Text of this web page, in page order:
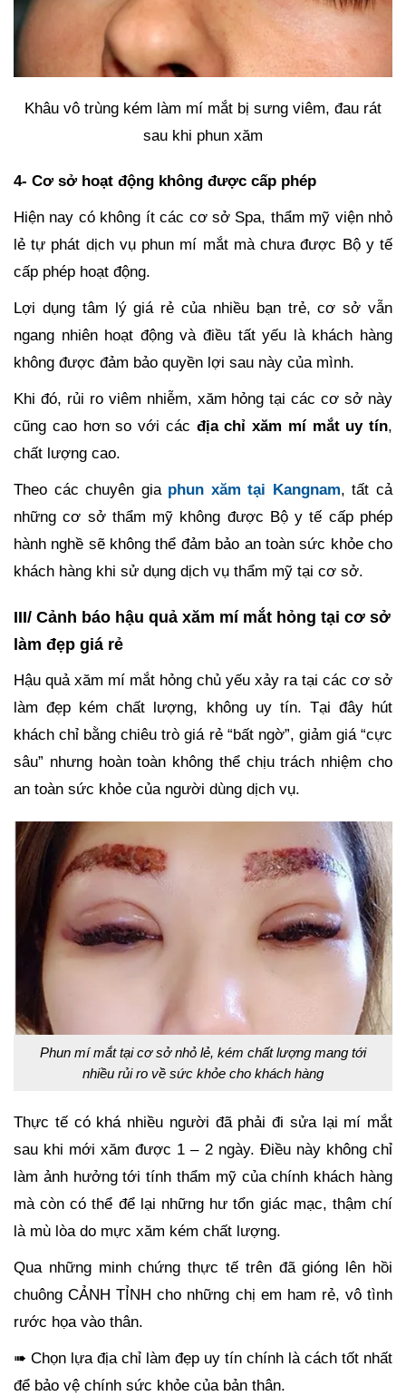
Khâu vô trùng kém làm mí mắt bị sưng viêm, đau rát
sau khi phun xăm
4- Cơ sở hoạt động không được cấp phép
Hiện nay có không ít các cơ sở Spa, thẩm mỹ viện nhỏ
lẻ tự phát dịch vụ phun mí mắt mà chưa được Bộ y tế
cấp phép hoạt động.
Lợi dụng tâm lý giá rẻ của nhiều bạn trẻ, cơ sở vẫn
ngang nhiên hoạt động và điều tất yếu là khách hàng
không được đảm bảo quyền lợi sau này của mình.
Khi đó, rủi ro viêm nhiễm, xăm hỏng tại các cơ sở này
cũng cao hơn so với các địa chỉ xăm mí mắt uy tín,
chất lượng cao.
Theo các chuyên gia phun xăm tại Kangnam, tất cả
những cơ sở thẩm mỹ không được Bộ y tế cấp phép
hành nghề sẽ không thể đảm bảo an toàn sức khỏe cho
khách hàng khi sử dụng dịch vụ thẩm mỹ tại cơ sở.
III/ Cảnh báo hậu quả xăm mí mắt hỏng tại cơ sở
làm đẹp giá rẻ
Hậu quả xăm mí mắt hỏng chủ yếu xảy ra tại các cơ sở
làm đẹp kém chất lượng, không uy tín. Tại đây hút
khách chỉ bằng chiêu trò giá rẻ “bất ngờ”, giảm giá “cực
sâu” nhưng hoàn toàn không thể chịu trách nhiệm cho
an toàn sức khỏe của người dùng dịch vụ.
Phun mí mắt tại cơ sở nhỏ lẻ, kém chất lượng mang tới
nhiều rủi ro về sức khỏe cho khách hàng
Thực tế có khá nhiều người đã phải đi sửa lại mí mắt
sau khi mới xăm được 1 – 2 ngày. Điều này không chỉ
làm ảnh hưởng tới tính thẩm mỹ của chính khách hàng
mà còn có thể để lại những hư tổn giác mạc, thậm chí
là mù lòa do mực xăm kém chất lượng.
Qua những minh chứng thực tế trên đã gióng lên hồi
chuông CẢNH TỈNH cho những chị em ham rẻ, vô tình
rước họa vào thân.
➠ Chọn lựa địa chỉ làm đẹp uy tín chính là cách tốt nhất
để bảo vệ chính sức khỏe của bản thân.